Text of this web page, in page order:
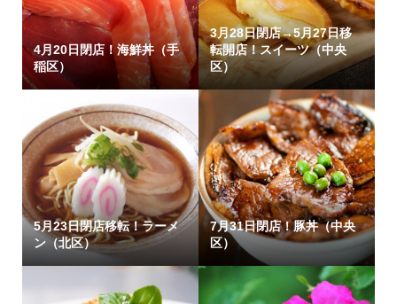
4月20日閉店！海鮮丼（手
稲区）
3月28日閉店→5月27日移
転開店！スイーツ（中央
区）
5月23日閉店移転！ラーメ
ン（北区）
7月31日閉店！豚丼（中央
区）